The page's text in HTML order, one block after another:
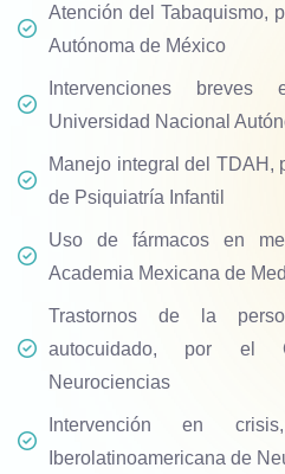
Atención del Tabaquismo,
Autónoma de México
Intervenciones
Universidad Nacional
Manejo integral del TDAH,
de Psiquiatría Infantil
Uso de fármacos en
Academia Mexicana de
Trastornos de la
autocuidado, por el
Neurociencias
Intervención en
Iberolatinoamericana de